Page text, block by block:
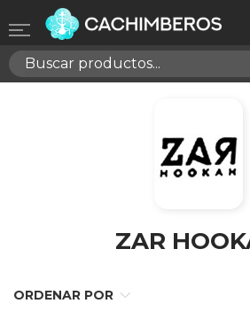
ZAR
ORDENAR POR
Registrarse
Necesitas hacer login para
Cancelar